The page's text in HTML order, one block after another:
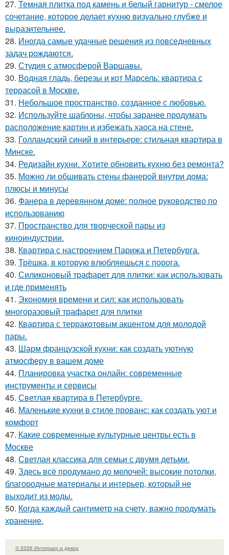
27. Темная плитка под камень и белый гарнитур - смелое
сочетание, которое делает кухню визуально глубже и
выразительнее.
28. Иногда самые удачные решения из повседневных
задач рождаются.
29. Студия с атмосферой Варшавы.
30. Водная гладь, березы и кот Марсель: квартира с
террасой в Москве.
31. Небольшое пространство, созданное с любовью.
32. Используйте шаблоны, чтобы заранее продумать
расположение картин и избежать хаоса на стене.
33. Голландский синий в интерьере: стильная квартира в
Минске.
34. Редизайн кухни. Хотите обновить кухню без ремонта?
35. Можно ли обшивать стены фанерой внутри дома:
плюсы и минусы
36. Фанера в деревянном доме: полное руководство по
использованию
37. Пространство для творческой пары из
киноиндустрии.
38. Квартира с настроением Парижа и Петербурга.
39. Трёшка, в которую влюбляешься с порога.
40. Силиконовый трафарет для плитки: как использовать
и где применять
41. Экономия времени и сил: как использовать
многоразовый трафарет для плитки
42. Квартира с терракотовым акцентом для молодой
пары.
43. Шарм французской кухни: как создать уютную
атмосферу в вашем доме
44. Планировка участка онлайн: современные
инструменты и сервисы
45. Светлая квартира в Петербурге.
46. Маленькие кухни в стиле прованс: как создать уют и
комфорт
47. Какие современные культурные центры есть в
Москве
48. Светлая классика для семьи с двумя детьми.
49. Здесь всё продумано до мелочей: высокие потолки,
благородные материалы и интерьер, который не
выходит из моды.
50. Когда каждый сантиметр на счету, важно продумать
хранение.
© 2026 Интерьер и декор